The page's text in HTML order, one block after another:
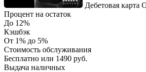
Дебетовая карта
Процент на остаток
До 12%
Кэшбэк
От 1% до 5%
Стоимость обслуживания
Бесплатно или 1490 руб.
Выдача наличных